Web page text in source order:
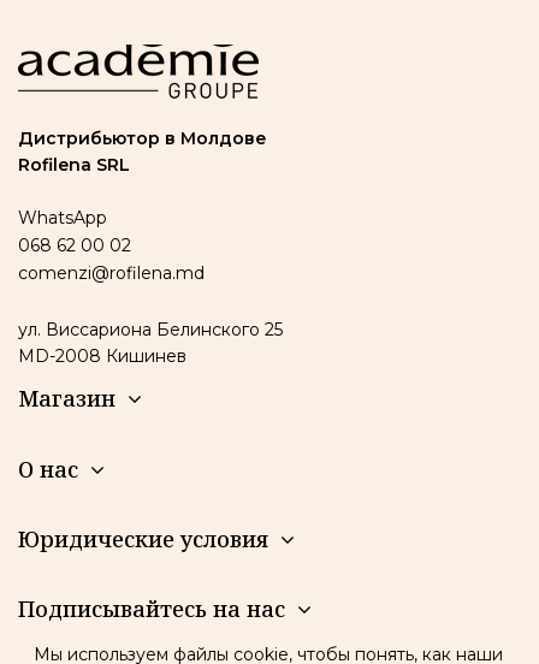
Магазин
О нас
Юридические условия
068 62 00 02
comenzi@rofilena.md
ул. Виссариона Белинского 25
MD-2008 Кишинев
Дистрибьютор в Молдове
Rofilena SRL
WhatsApp
Подписывайтесь на нас
Мы используем файлы cookie, чтобы понять, как наши